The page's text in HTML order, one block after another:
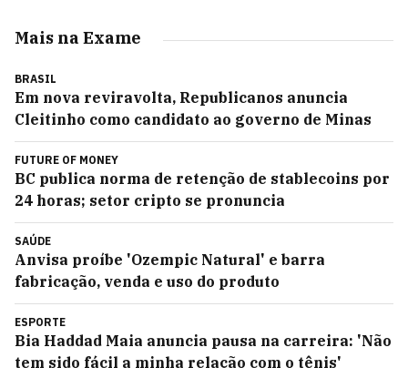
Mais na Exame
BRASIL
Em nova reviravolta, Republicanos anuncia
Cleitinho como candidato ao governo de Minas
FUTURE OF MONEY
BC publica norma de retenção de stablecoins por
24 horas; setor cripto se pronuncia
SAÚDE
Anvisa proíbe 'Ozempic Natural' e barra
fabricação, venda e uso do produto
ESPORTE
Bia Haddad Maia anuncia pausa na carreira: 'Não
tem sido fácil a minha relação com o tênis'